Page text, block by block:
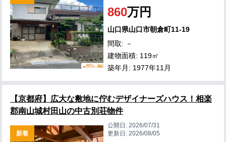
860万円
山口県山口市朝倉町11-19
間取: －
建物面積: 119㎡
築年月: 1977年11月
【京都府】広大な敷地に佇むデザイナーズハウス！相楽
郡南山城村田山の中古別荘物件
新着
公開日:2026/07/31
更新日:2026/08/05